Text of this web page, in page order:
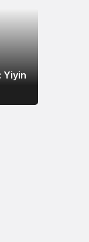
Yiyin